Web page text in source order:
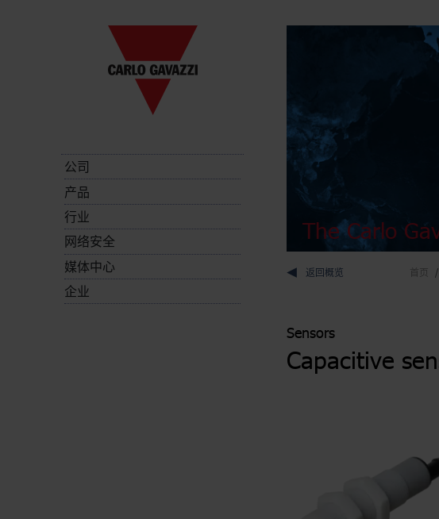
公司
产品
行业
网络安全
媒体中心
企业
The Carlo
返回概览 首页
Sensors
Capacitive